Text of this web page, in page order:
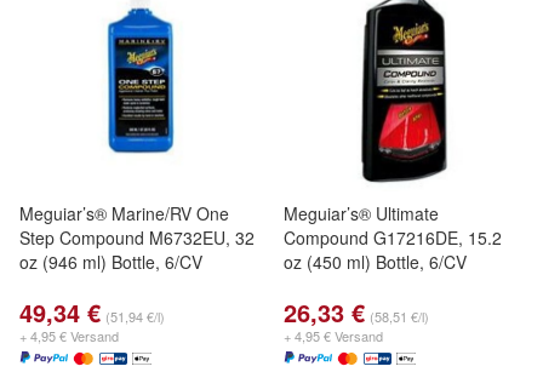
Meguiar’s® Marine/RV One
Step Compound M6732EU, 32
oz (946 ml) Bottle, 6/CV
49,34 € (51,94 €/l)
+ 4,95 € Versand
Meguiar’s® Ultimate
Compound G17216DE, 15.2
oz (450 ml) Bottle, 6/CV
26,33 € (58,51 €/l)
+ 4,95 € Versand